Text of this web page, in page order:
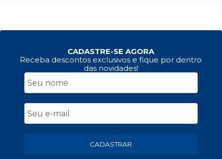
CADASTRE-SE AGORA
Receba descontos exclusivos e fique por dentro
das novidades!
CADASTRAR